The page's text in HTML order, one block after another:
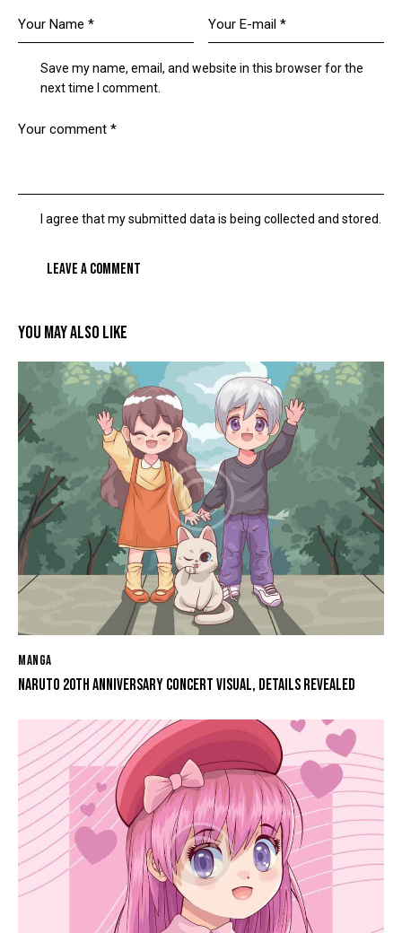
Save my name, email, and website in this browser for the
next time I comment.
I agree that my submitted data is being collected and stored.
YOU MAY ALSO LIKE
MANGA
NARUTO 20TH ANNIVERSARY CONCERT VISUAL, DETAILS REVEALED